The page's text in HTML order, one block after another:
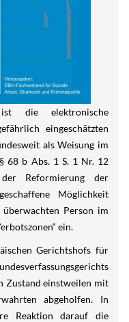
die elektronische
eingeschätzten
als Weisung im
68 b Abs. 1 S. 1 Nr. 12
Reformierung der
Möglichkeit
Person im
ein.
Gerichtshofs für
Zustand einstweilen mit
abgeholfen. In
Reaktion darauf die